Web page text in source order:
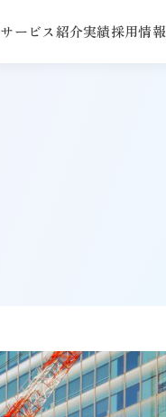
サービス紹介実績採用情報